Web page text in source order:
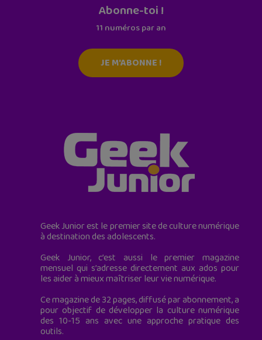
Abonne-toi !
11 numéros par an
JE M'ABONNE !
Geek Junior est le premier site de culture numérique
à destination des adolescents.
Geek Junior, c’est aussi le premier magazine
mensuel qui s’adresse directement aux ados pour
les aider à mieux maîtriser leur vie numérique.
Ce magazine de 32 pages, diffusé par abonnement, a
pour objectif de développer la culture numérique
des 10-15 ans avec une approche pratique des
outils.